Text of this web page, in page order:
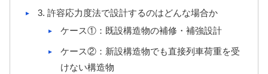
3. 許容応力度法で設計するのはどんな場合か
ケース①：既設構造物の補修・補強設計
ケース②：新設構造物でも直接列車荷重を受
けない構造物